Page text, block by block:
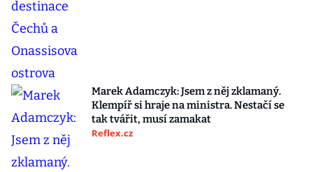
Marek Adamczyk: Jsem z něj zklamaný.
Klempíř si hraje na ministra. Nestačí se
tak tvářit, musí zamakat
Reflex.cz